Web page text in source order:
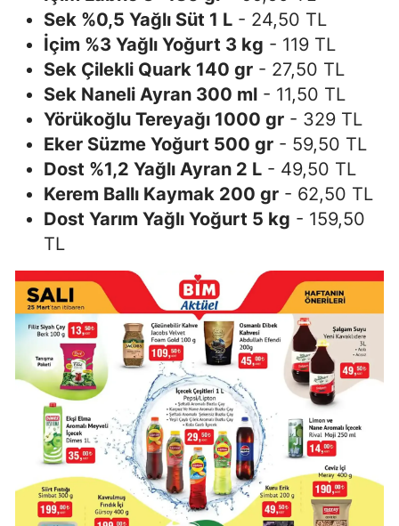
Sek %0,5 Yağlı Süt 1 L - 24,50 TL
İçim %3 Yağlı Yoğurt 3 kg - 119 TL
Sek Çilekli Quark 140 gr - 27,50 TL
Sek Naneli Ayran 300 ml - 11,50 TL
Yörükoğlu Tereyağı 1000 gr - 329 TL
Eker Süzme Yoğurt 500 gr - 59,50 TL
Dost %1,2 Yağlı Ayran 2 L - 49,50 TL
Kerem Ballı Kaymak 200 gr - 62,50 TL
Dost Yarım Yağlı Yoğurt 5 kg - 159,50
TL